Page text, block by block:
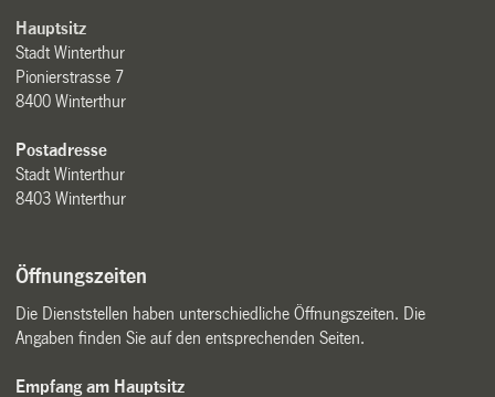
Hauptsitz
Stadt Winterthur
Pionierstrasse 7
8400 Winterthur
Postadresse
Stadt Winterthur
8403 Winterthur
Öffnungszeiten
Die Dienststellen haben unterschiedliche Öffnungszeiten. Die
Angaben finden Sie auf den entsprechenden Seiten.
Empfang am Hauptsitz